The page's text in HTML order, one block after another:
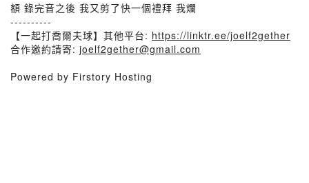
額 錄完音之後 我又剪了快一個禮拜 我爛
----------
【一起打喬爾夫球】其他平台: https://linktr.ee/joelf2gether
合作邀約請寄: joelf2gether@gmail.com
Powered by Firstory Hosting